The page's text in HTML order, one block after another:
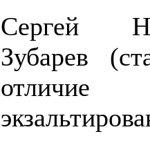
Сергей
Зубарев